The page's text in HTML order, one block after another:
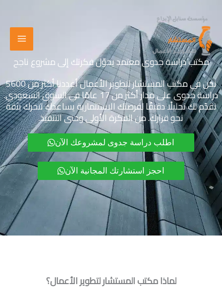
المحتوى
مكتب دراسة جدوى معتمد يحوّل فكرتك إلى مشروع ناجح
نحن في مكتب المستشار لتطوير الأعمال أعددنا أكثر من 5600
دراسة جدوى على مدار أكثر من 17 عامًا في السوق السعودي.
نقدّم لك تحليلًا دقيقًا لفرصتك الاستثمارية يساعدك تتحرك بثقة
نحو قرارك. من الفكرة الأولى وحتى التنفيذ.
اطلب دراسة جدوى لمشروعك الآن
احجز استشارتك المجانية الآن
لماذا مكتب المستشار لتطوير الأعمال؟